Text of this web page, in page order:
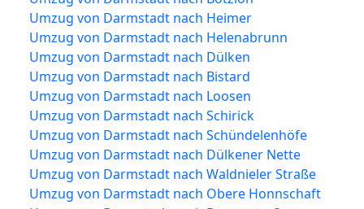
Umzug von Darmstadt nach Heimer
Umzug von Darmstadt nach Helenabrunn
Umzug von Darmstadt nach Dülken
Umzug von Darmstadt nach Bistard
Umzug von Darmstadt nach Loosen
Umzug von Darmstadt nach Schirick
Umzug von Darmstadt nach Schündelenhöfe
Umzug von Darmstadt nach Dülkener Nette
Umzug von Darmstadt nach Waldnieler Straße
Umzug von Darmstadt nach Obere Honnschaft